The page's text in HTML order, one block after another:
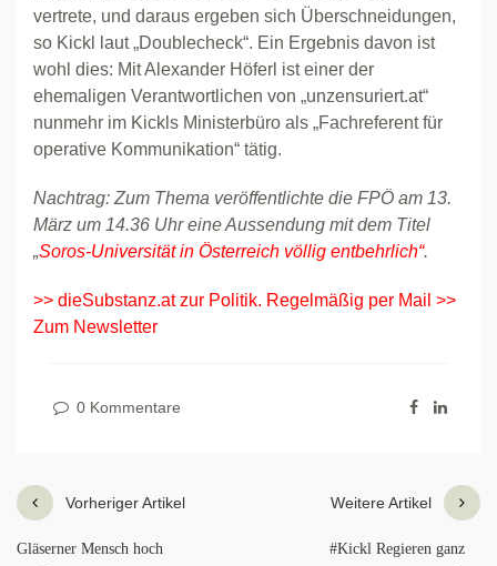
vertrete, und daraus ergeben sich Überschneidungen,
so Kickl laut „Doublecheck“. Ein Ergebnis davon ist
wohl dies: Mit Alexander Höferl ist einer der
ehemaligen Verantwortlichen von „unzensuriert.at“
nunmehr im Kickls Ministerbüro als „Fachreferent für
operative Kommunikation“ tätig.
Nachtrag: Zum Thema veröffentlichte die FPÖ am 13.
März um 14.36 Uhr eine Aussendung mit dem Titel
„Soros-Universität in Österreich völlig entbehrlich“.
>> dieSubstanz.at zur Politik. Regelmäßig per Mail >>
Zum Newsletter
0 Kommentare
Vorheriger Artikel
Gläserner Mensch hoch
Weitere Artikel
#Kickl Regieren ganz